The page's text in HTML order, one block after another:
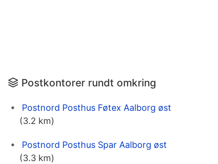
Postkontorer rundt omkring
Postnord Posthus Føtex Aalborg øst
(3.2 km)
Postnord Posthus Spar Aalborg øst
(3.3 km)